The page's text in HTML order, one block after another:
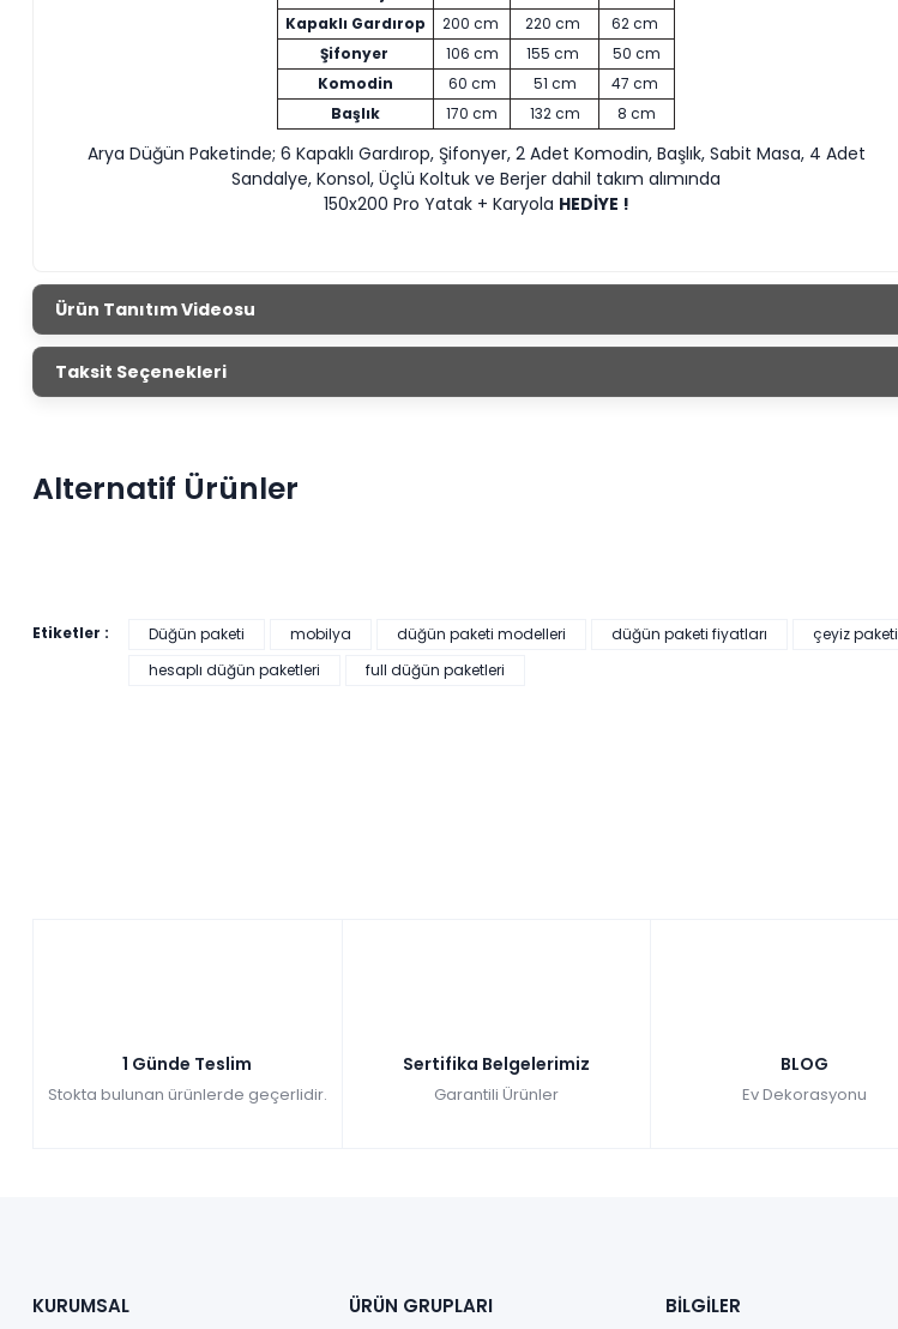
Kapaklı Gardırop
200 cm 220 cm
62 cm
Şifonyer
106 cm 155 cm
50 cm
Komodin
60 cm 51 cm
47 cm
Başlık
170 cm 132 cm 8 cm
Arya Düğün Paketinde; 6 Kapaklı Gardırop, Şifonyer, 2 Adet Komodin, Başlık, Sabit Masa, 4 Adet
Sandalye, Konsol, Üçlü Koltuk ve Berjer dahil takım alımında
150x200 Pro Yatak + Karyola HEDİYE !
Ürün Tanıtım Videosu
Taksit Seçenekleri
Alternatif Ürünler
Etiketler : Düğün paketi mobilya düğün paketi modelleri düğün paketi fiyatları çeyiz paketi
hesaplı düğün paketleri
full düğün paketleri
1 Günde Teslim
Stokta bulunan ürünlerde geçerlidir.
Sertifika Belgelerimiz
Garantili Ürünler
BLOG
Ev Dekorasyonu
KURUMSAL ÜRÜN GRUPLARI BİLGİLER